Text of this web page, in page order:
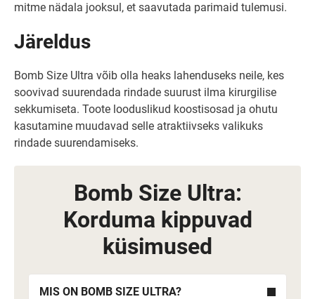
mitme nädala jooksul, et saavutada parimaid tulemusi.
Järeldus
Bomb Size Ultra võib olla heaks lahenduseks neile, kes
soovivad suurendada rindade suurust ilma kirurgilise
sekkumiseta. Toote looduslikud koostisosad ja ohutu
kasutamine muudavad selle atraktiivseks valikuks
rindade suurendamiseks.
Bomb Size Ultra:
Korduma kippuvad
küsimused
MIS ON BOMB SIZE ULTRA?